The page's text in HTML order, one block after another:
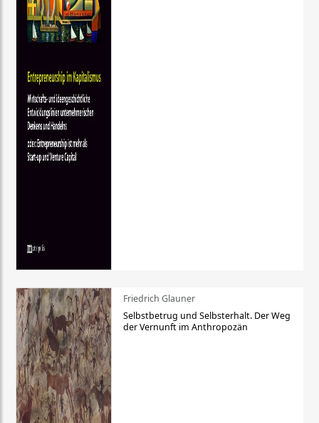
Friedrich Glauner
Selbstbetrug und Selbsterhalt. Der Weg
der Vernunft im Anthropozän